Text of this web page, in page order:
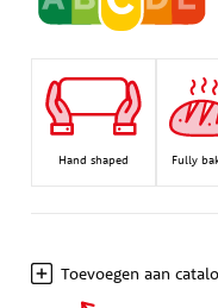
Hand shaped Fully
Toevoegen aan